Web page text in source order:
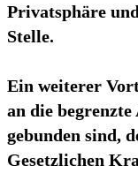
Privatsphäre
Stelle.
Ein weiterer
an die
gebunden sind,
Gesetzlichen